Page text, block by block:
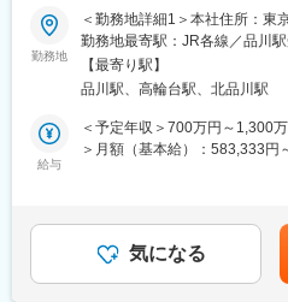
しています。
(2)プロジェクトマネジメント
スーパーバイザーが日々の活
や面談のほか、必要に応じて
として結果を出せるように万全
(3)豊富なプロジェクト数、50
業他社と比較しても、多くの
・入社3年目（MR経験者）28
当）
・入社5年目（MR経験者）33
を募集いたします！】
■業務概要：
国内トップクラスの規模とプ
員となり、MSL（メディカル・
IQVIAのクライアントである医
す。
外医科学専門家と同じ科学者
交換並びに意見交換を通じて
（注：未だ満たされていない
勤務地
＜勤務地詳細1＞本社住所：東
勤務地最寄駅：JR各線／品川
務地詳細2＞全国住所：全国 ※
えください。 受動喫煙対策：
【最寄り駅】
品川駅、高輪台駅、北品川駅
給与
＜予定年収＞700万円～1,300
＞月額（基本給）：583,333円
する。【補足】プロジェクト
1,500円／外勤3.5時間以上）■
均実績6ヶ月分■インセンティ
気になる